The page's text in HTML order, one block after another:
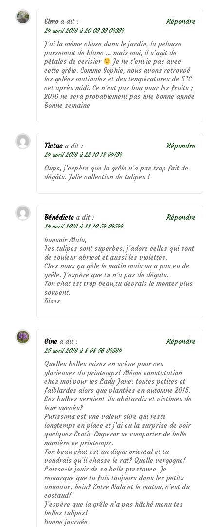
Elmo a dit :
24 avril 2016 à 20 08 38 04384
J’ai la même chose dans le jardin, la pelouse
parsemait de blanc … mais moi, il s’agit de
pétales de cerisier
Je ne t’envie pas avec
cette grêle. Comme Sophie, nous avons retrouvé
les gelées matinales et des températures de 5°C
cet après midi. Ce n’est pas bon pour les fruits ;
2016 ne sera probablement pas une bonne année
Bonne semaine
Répondre
Tictac a dit :
24 avril 2016 à 22 10 13 04134
Oups, j’espère que la grêle n’a pas trop fait de
dégâts. Jolie collection de tulipes !
Répondre
Bénédicte a dit :
24 avril 2016 à 22 10 54 04544
bonsoir Malo,
Tes tulipes sont superbes, j’adore celles qui sont
de couleur abricot et aussi les violettes.
Chez nous ça gèle le matin mais on a pas eu de
grêle. J’espère que tu n’a pas de dégats.
Ton chat est trop beau,tu devrais le monter plus
souvent.
Bises
Répondre
Gine a dit :
25 avril 2016 à 8 08 56 04564
Quelles belles mises en scène pour ces
glorieuses du printemps! Même constatation
chez moi pour les Lady Jane: toutes petites et
faiblardes alors que plantées en automne 2015.
Les bulbes seraient-ils abâtardis et victimes de
leur succès?
Purissima est une valeur sûre qui reste
longtemps en place et j’ai eu la surprise de voir
quelques Exotic Emperor se comporter de belle
manière ce printemps.
Ton beau chat est un digne oriental et tu
voudrais qu’il chasse le rat? Quelle vergogne!
Laisse-le jouir de sa belle prestance. Je
remarque que tu fais toujours dans les petits
animaux, hein? Entre Nala et le matou, c’est du
costaud!
J’espère que la grêle n’a pas hâché menu tes
belles tulipes!
Bonne journée
Répondre